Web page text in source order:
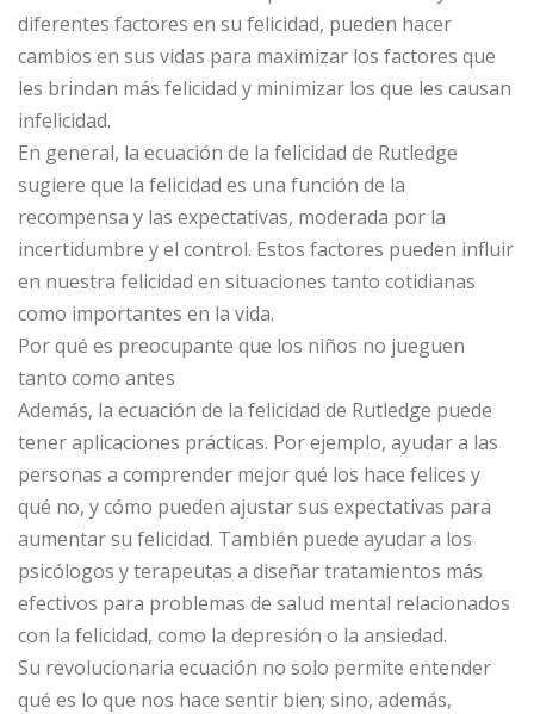
diferentes factores en su felicidad, pueden hacer
cambios en sus vidas para maximizar los factores que
les brindan más felicidad y minimizar los que les causan
infelicidad.
En general, la ecuación de la felicidad de Rutledge
sugiere que la felicidad es una función de la
recompensa y las expectativas, moderada por la
incertidumbre y el control. Estos factores pueden influir
en nuestra felicidad en situaciones tanto cotidianas
como importantes en la vida.
Por qué es preocupante que los niños no jueguen
tanto como antes
Además, la ecuación de la felicidad de Rutledge puede
tener aplicaciones prácticas. Por ejemplo, ayudar a las
personas a comprender mejor qué los hace felices y
qué no, y cómo pueden ajustar sus expectativas para
aumentar su felicidad. También puede ayudar a los
psicólogos y terapeutas a diseñar tratamientos más
efectivos para problemas de salud mental relacionados
con la felicidad, como la depresión o la ansiedad.
Su revolucionaria ecuación no solo permite entender
qué es lo que nos hace sentir bien; sino, además,